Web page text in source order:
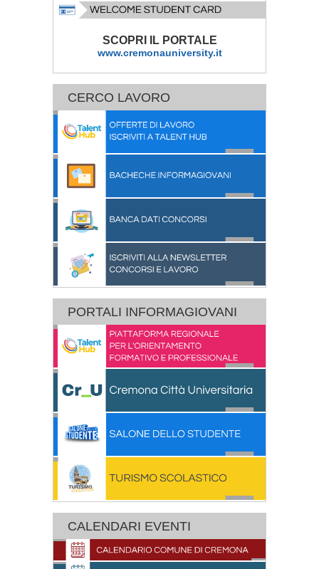
SCOPRI IL PORTALE
www.cremonauniversity.it
CERCO LAVORO
PORTALI INFORMAGIOVANI
CALENDARI EVENTI